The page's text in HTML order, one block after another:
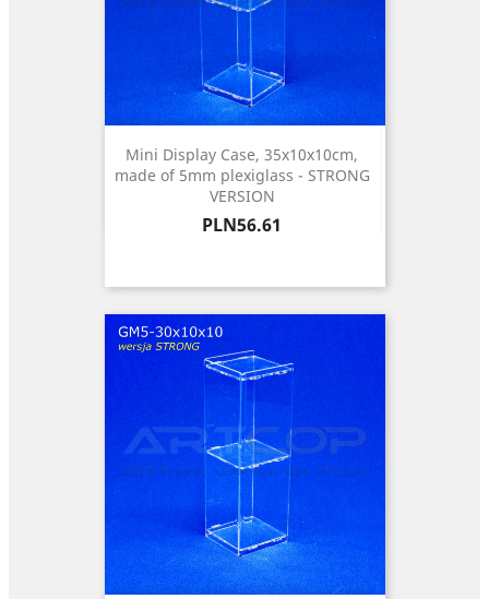
Mini Display Case, 35x10x10cm,
made of 5mm plexiglass - STRONG
VERSION
Price
PLN56.61